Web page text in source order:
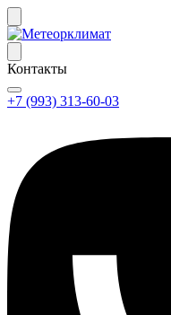
Контакты
+7 (993) 313-60-03